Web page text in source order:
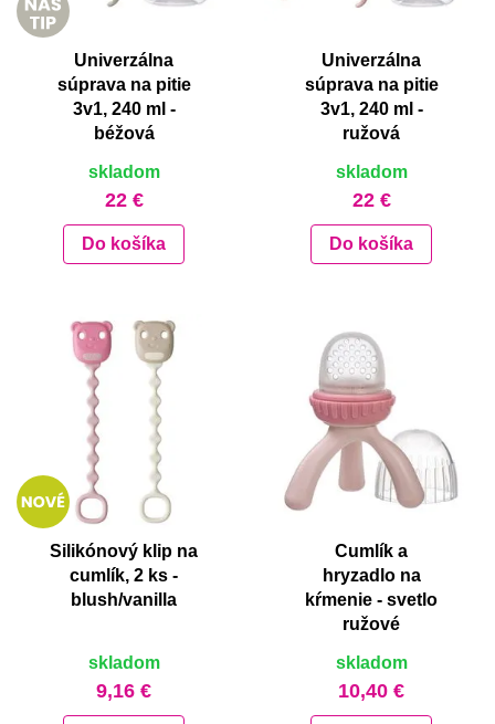
Univerzálna
súprava na pitie
3v1, 240 ml -
béžová
skladom
22 €
Do košíka
Univerzálna
súprava na pitie
3v1, 240 ml -
ružová
skladom
22 €
Do košíka
Silikónový klip na
cumlík, 2 ks -
blush/vanilla
skladom
9,16 €
Cumlík a
hryzadlo na
kŕmenie - svetlo
ružové
skladom
10,40 €